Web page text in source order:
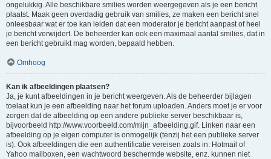
ongelukkig. Alle beschikbare smilies worden weergegeven als je een bericht
plaatst. Maak geen overdadig gebruik van smilies, ze maken een bericht snel
onleesbaar wat er toe kan leiden dat een moderator je bericht aanpast of heel
je bericht verwijdert. De beheerder kan ook een maximaal aantal smilies, dat in
een bericht gebruikt mag worden, bepaald hebben.
Omhoog
Kan ik afbeeldingen plaatsen?
Ja, je kunt afbeeldingen in je bericht weergeven. Als de beheerder bijlagen
toelaat kun je een afbeelding naar het forum uploaden. Anders moet je er voor
zorgen dat de afbeelding op een andere publieke server beschikbaar is,
bijvoorbeeld http://www.voorbeeld.com/mijn_afbeelding.gif. Linken naar een
afbeelding op je eigen computer is onmogelijk (tenzij het een publieke server
is). Ook afbeeldingen die een authentificatie vereisen zoals in: Hotmail of
Yahoo mailboxen, een wachtwoord beschermde website, enz. kunnen niet